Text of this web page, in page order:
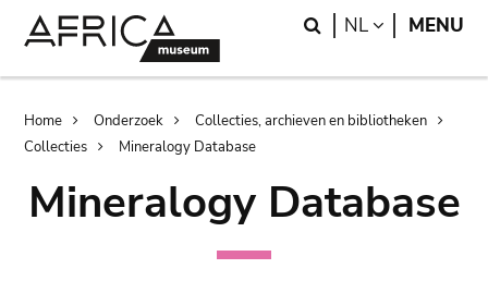
Search
NL LANGUAGE
MENU
Breadcrumb
Home Onderzoek
Collecties, archieven en bibliotheken
Collecties
Mineralogy Database
Mineralogy Database